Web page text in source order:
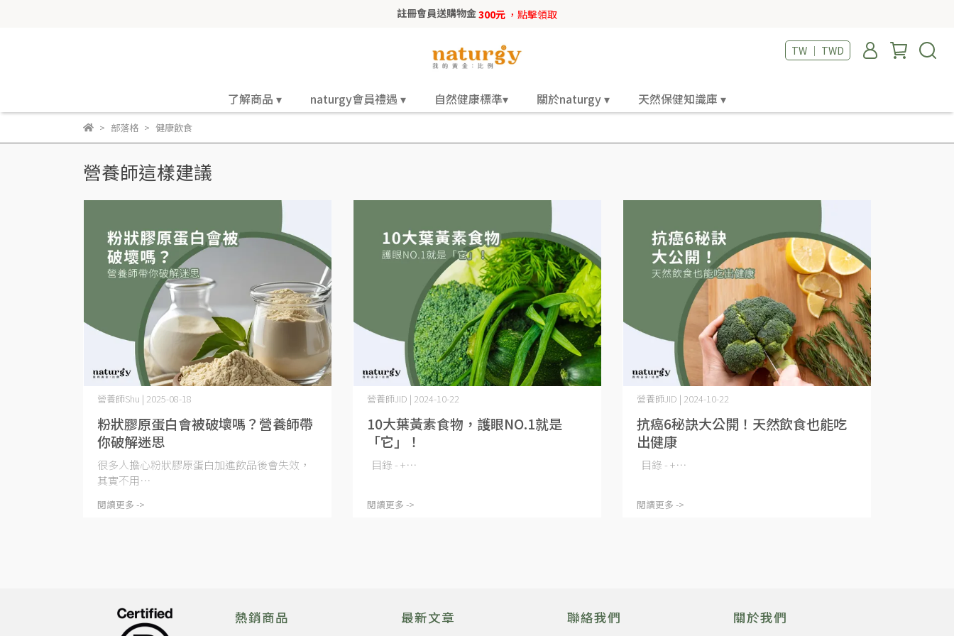
註冊會員送購物金300元 ，點擊領取
TW ｜ TWD
了解商品 ▾ naturgy會員禮遇 ▾ 自然健康標準▾ 關於naturgy ▾ 天然保健知識庫 ▾
部落格 健康飲食
營養師這樣建議
粉狀膠原蛋白會被破壞嗎？營養師帶
你破解迷思
營養師Shu | 2025-08-18
很多人擔心粉狀膠原蛋白加進飲品後會失效，
其實不用⋯
閱讀更多 ->
10大葉黃素食物，護眼NO.1就是
「它」！
營養師JID | 2024-10-22
目錄 - +⋯
閱讀更多 ->
抗癌6秘訣大公開！天然飲食也能吃
出健康
營養師JID | 2024-10-22
目錄 - +⋯
閱讀更多 ->
熱銷商品 最新文章 聯絡我們 關於我們